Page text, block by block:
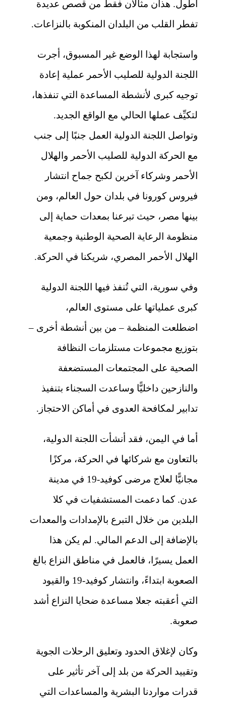
أطول. هذان مثالان فقط من قصص عديدة
تفطر القلب من البلدان المنكوبة بالنزاعات.
واستجابة لهذا الوضع غير المسبوق، أجرت
اللجنة الدولية للصليب الأحمر عملية إعادة
توجيه كبرى لأنشطة المساعدة التي تنفذها،
لتكيِّف عملها الحالي مع الواقع الجديد.
وتواصل اللجنة الدولية العمل جنبًا إلى جنب
مع الحركة الدولية للصليب الأحمر والهلال
الأحمر وشركاء آخرين لكبح جماح انتشار
فيروس كورونا في بلدان حول العالم، ومن
بينها مصر، حيث تبرعنا بمعدات حماية إلى
منظومة الرعاية الصحية الوطنية وجمعية
الهلال الأحمر المصري، شريكنا في الحركة.
وفي سورية، التي تُنفذ فيها اللجنة الدولية
كبرى عملياتها على مستوى العالم،
اضطلعت المنظمة – من بين أنشطة أخرى –
بتوزيع مجموعات مستلزمات النظافة
الصحية على المجتمعات المستضعفة
والنازحين داخليًّا وساعدت السجناء بتنفيذ
تدابير لمكافحة العدوى في أماكن الاحتجاز.
أما في اليمن، فقد أنشأت اللجنة الدولية،
بالتعاون مع شركائها في الحركة، مركزًا
مجانيًّا لعلاج مرضى كوفيد-19 في مدينة
عدن. كما دعمت المستشفيات في كلا
البلدين من خلال التبرع بالإمدادات والمعدات
بالإضافة إلى الدعم المالي. لم يكن هذا
العمل يسيرًا، فالعمل في مناطق النزاع بالغ
الصعوبة ابتداءً، وانتشار كوفيد-19 والقيود
التي أعقبته جعلا مساعدة ضحايا النزاع أشد
صعوبة.
وكان لإغلاق الحدود وتعليق الرحلات الجوية
وتقييد الحركة من بلد إلى آخر تأثير على
قدرات مواردنا البشرية والمساعدات التي